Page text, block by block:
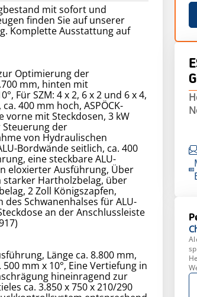
mit sofort und
finden Sie auf unserer
Komplette Ausstattung auf
Optimierung der
mm, hinten mit
Für SZM: 4 x 2, 6 x 2 und 6 x 4,
400 mm hoch, ASPÖCK-
vorne mit Steckdosen, 3 kW
der
von Hydraulischen
Bordwände seitlich, ca. 400
eine steckbare ALU-
eloxierter Ausführung, Über
starker Hartholzbelag, über
2 Zoll Königszapfen,
Schwanenhalses für ALU-
an der Anschlussleiste
Länge ca. 8.800 mm,
mm x 10°, Eine Vertiefung in
hineinragend zur
ca. 3.850 x 750 x 210/290